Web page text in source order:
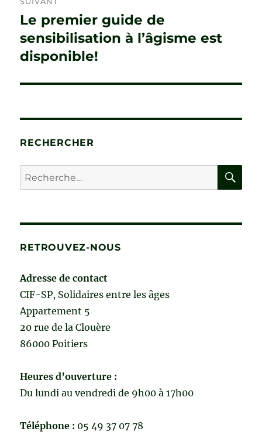
Publication
suivante :
Le premier guide de
sensibilisation à l’âgisme est
disponible!
RECHERCHER
Recherche
pour :
RETROUVEZ-NOUS
Adresse de contact
CIF-SP, Solidaires entre les âges
Appartement 5
20 rue de la Clouère
86000 Poitiers
Heures d’ouverture :
Du lundi au vendredi de 9h00 à 17h00
Téléphone : 05 49 37 07 78